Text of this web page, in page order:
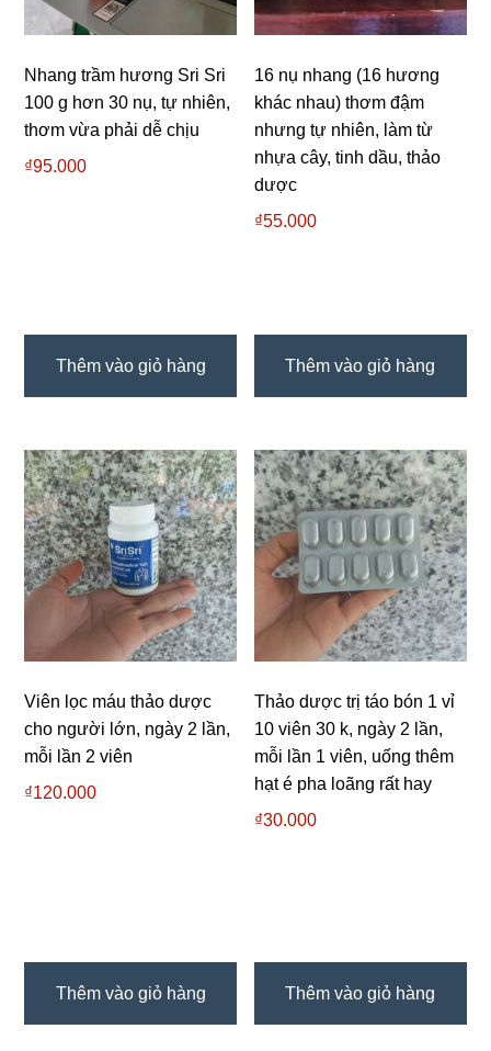
Nhang trầm hương Sri Sri
100 g hơn 30 nụ, tự nhiên,
thơm vừa phải dễ chịu
₫95.000
Thêm vào giỏ hàng
16 nụ nhang (16 hương
khác nhau) thơm đậm
nhưng tự nhiên, làm từ
nhựa cây, tinh dầu, thảo
dược
₫55.000
Thêm vào giỏ hàng
Viên lọc máu thảo dược
cho người lớn, ngày 2 lần,
mỗi lần 2 viên
₫120.000
Thêm vào giỏ hàng
Thảo dược trị táo bón 1 vỉ
10 viên 30 k, ngày 2 lần,
mỗi lần 1 viên, uống thêm
hạt é pha loãng rất hay
₫30.000
Thêm vào giỏ hàng